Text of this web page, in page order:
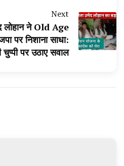
Next
ने Old Age
पर निशाना साधा:
पर उठाए सवाल